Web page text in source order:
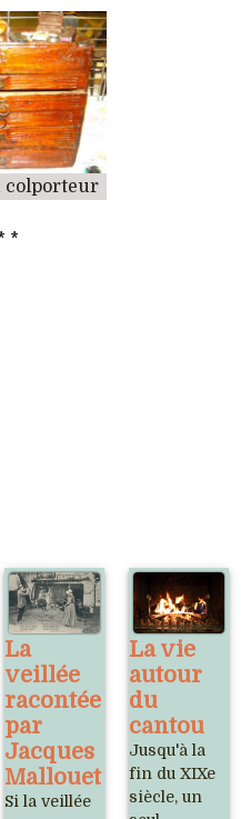
colporteur
*
La
veillée
racontée
par
Jacques
Mallouet
Si la veillée
La vie
autour
du
cantou
Jusqu'à la
fin du XIXe
siècle, un